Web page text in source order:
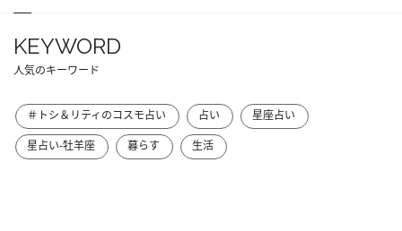
KEYWORD
人気のキーワード
＃トシ＆リティのコスモ占い 占い
星座占い
星占い-牡羊座
暮らす 生活